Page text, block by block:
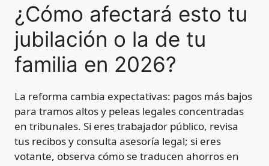
¿Cómo afectará esto tu
jubilación o la de tu
familia en 2026?
La reforma cambia expectativas: pagos más bajos
para tramos altos y peleas legales concentradas
en tribunales. Si eres trabajador público, revisa
tus recibos y consulta asesoría legal; si eres
votante, observa cómo se traducen ahorros en